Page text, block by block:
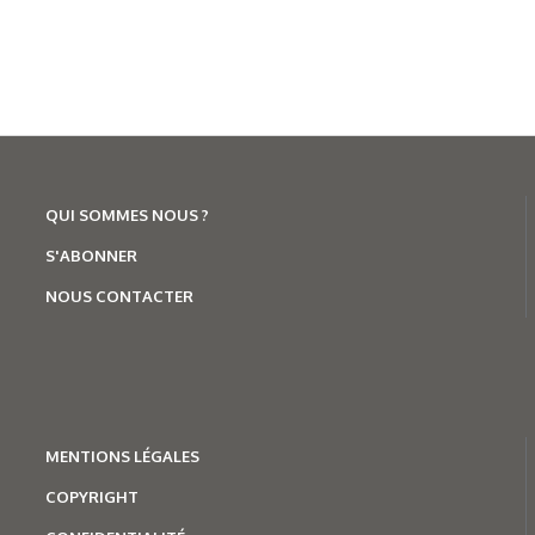
QUI SOMMES NOUS ?
S'ABONNER
NOUS CONTACTER
MENTIONS LÉGALES
COPYRIGHT